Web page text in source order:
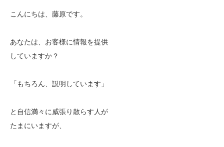
こんにちは、藤原です。
あなたは、お客様に情報を提供
していますか？
「もちろん、説明しています」
と自信満々に威張り散らす人が
たまにいますが、